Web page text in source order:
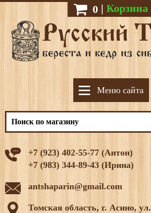
0 | Корзина
Меню сайта
+7 (923) 402-55-77 (Антон)
+7 (983) 344-89-43 (Ирина)
antshaparin@gmail.com
Томская область, г. Асино, ул.